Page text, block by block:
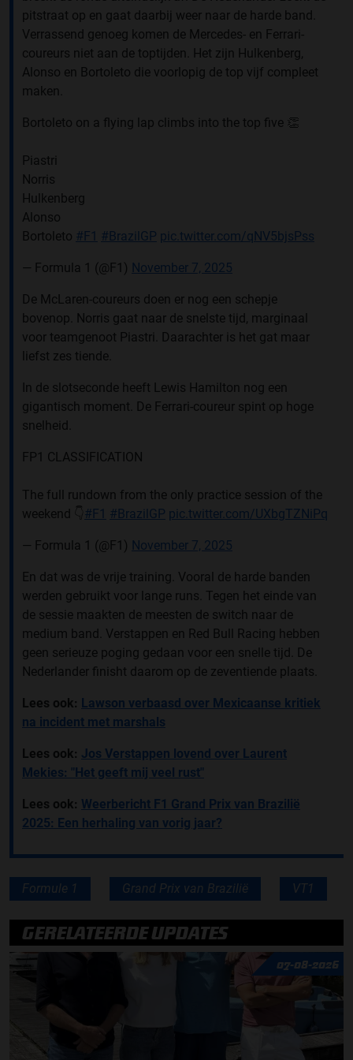
pitstraat op en gaat daarbij weer naar de harde band.
Verrassend genoeg komen de Mercedes- en Ferrari-
coureurs niet aan de toptijden. Het zijn Hulkenberg,
Alonso en Bortoleto die voorlopig de top vijf compleet
maken.
Bortoleto on a flying lap climbs into the top five 👏
Piastri
Norris
Hulkenberg
Alonso
Bortoleto #F1 #BrazilGP pic.twitter.com/qNV5bjsPss
— Formula 1 (@F1) November 7, 2025
De McLaren-coureurs doen er nog een schepje
bovenop. Norris gaat naar de snelste tijd, marginaal
voor teamgenoot Piastri. Daarachter is het gat maar
liefst zes tiende.
In de slotseconde heeft Lewis Hamilton nog een
gigantisch moment. De Ferrari-coureur spint op hoge
snelheid.
FP1 CLASSIFICATION
The full rundown from the only practice session of the
weekend 👇 #F1 #BrazilGP pic.twitter.com/UXbgTZNiPq
— Formula 1 (@F1) November 7, 2025
En dat was de vrije training. Vooral de harde banden
werden gebruikt voor lange runs. Tegen het einde van
de sessie maakten de meesten de switch naar de
medium band. Verstappen en Red Bull Racing hebben
geen serieuze poging gedaan voor een snelle tijd. De
Nederlander finisht daarom op de zeventiende plaats.
Lees ook: Lawson verbaasd over Mexicaanse kritiek
na incident met marshals
Lees ook: Jos Verstappen lovend over Laurent
Mekies: "Het geeft mij veel rust"
Lees ook: Weerbericht F1 Grand Prix van Brazilië
2025: Een herhaling van vorig jaar?
Formule 1 Grand Prix van Brazilië VT1
GERELATEERDE UPDATES
07-08-2026